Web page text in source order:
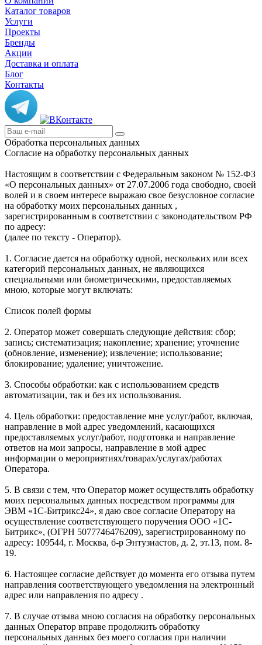
Каталог товаров
Услуги
Проекты
Бренды
Акции
Доставка и оплата
Блог
Контакты
Обработка персональных данных
Согласие на обработку персональных данных
Настоящим в соответствии с Федеральным законом № 152-ФЗ
«О персональных данных» от 27.07.2006 года свободно, своей
волей и в своем интересе выражаю свое безусловное согласие
на обработку моих персональных данных ,
зарегистрированным в соответствии с законодательством РФ
по адресу:
(далее по тексту - Оператор).
1. Согласие дается на обработку одной, нескольких или всех
категорий персональных данных, не являющихся
специальными или биометрическими, предоставляемых
мною, которые могут включать:
Список полей формы
2. Оператор может совершать следующие действия: сбор;
запись; систематизация; накопление; хранение; уточнение
(обновление, изменение); извлечение; использование;
блокирование; удаление; уничтожение.
3. Способы обработки: как с использованием средств
автоматизации, так и без их использования.
4. Цель обработки: предоставление мне услуг/работ, включая,
направление в мой адрес уведомлений, касающихся
предоставляемых услуг/работ, подготовка и направление
ответов на мои запросы, направление в мой адрес
информации о мероприятиях/товарах/услугах/работах
Оператора.
5. В связи с тем, что Оператор может осуществлять обработку
моих персональных данных посредством программы для
ЭВМ «1С-Битрикс24», я даю свое согласие Оператору на
осуществление соответствующего поручения ООО «1С-
Битрикс», (ОГРН 5077746476209), зарегистрированному по
адресу: 109544, г. Москва, б-р Энтузиастов, д. 2, эт.13, пом. 8-
19.
6. Настоящее согласие действует до момента его отзыва путем
направления соответствующего уведомления на электронный
адрес или направления по адресу .
7. В случае отзыва мною согласия на обработку персональных
данных Оператор вправе продолжить обработку
персональных данных без моего согласия при наличии